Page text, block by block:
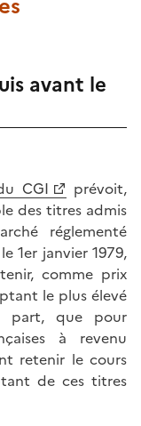
avant le
CGI
prévoit,
des titres admis
réglementé
1er janvier 1979,
comme prix
le plus élevé
part, que pour
à revenu
retenir le cours
de ces titres